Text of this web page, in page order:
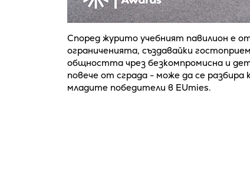
Според журито учебният павилион е
ограниченията, създавайки
общността чрез безкомпромисна и
повече от сграда - може да се
младите победители в EUmies.